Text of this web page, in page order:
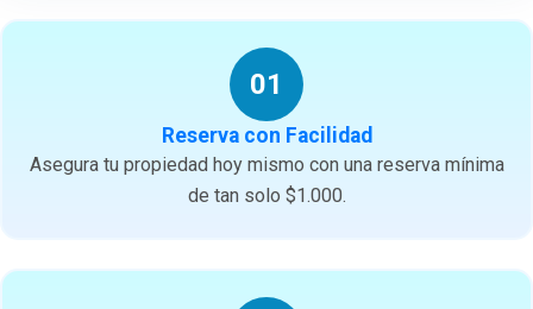
01
Reserva con Facilidad
Asegura tu propiedad hoy mismo con una reserva mínima
de tan solo $1.000.